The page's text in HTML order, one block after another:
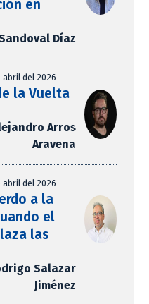
en
Díaz
abril del 2026
la Vuelta
Arros
Aravena
abril del 2026
a la
el
las
Salazar
Jiménez